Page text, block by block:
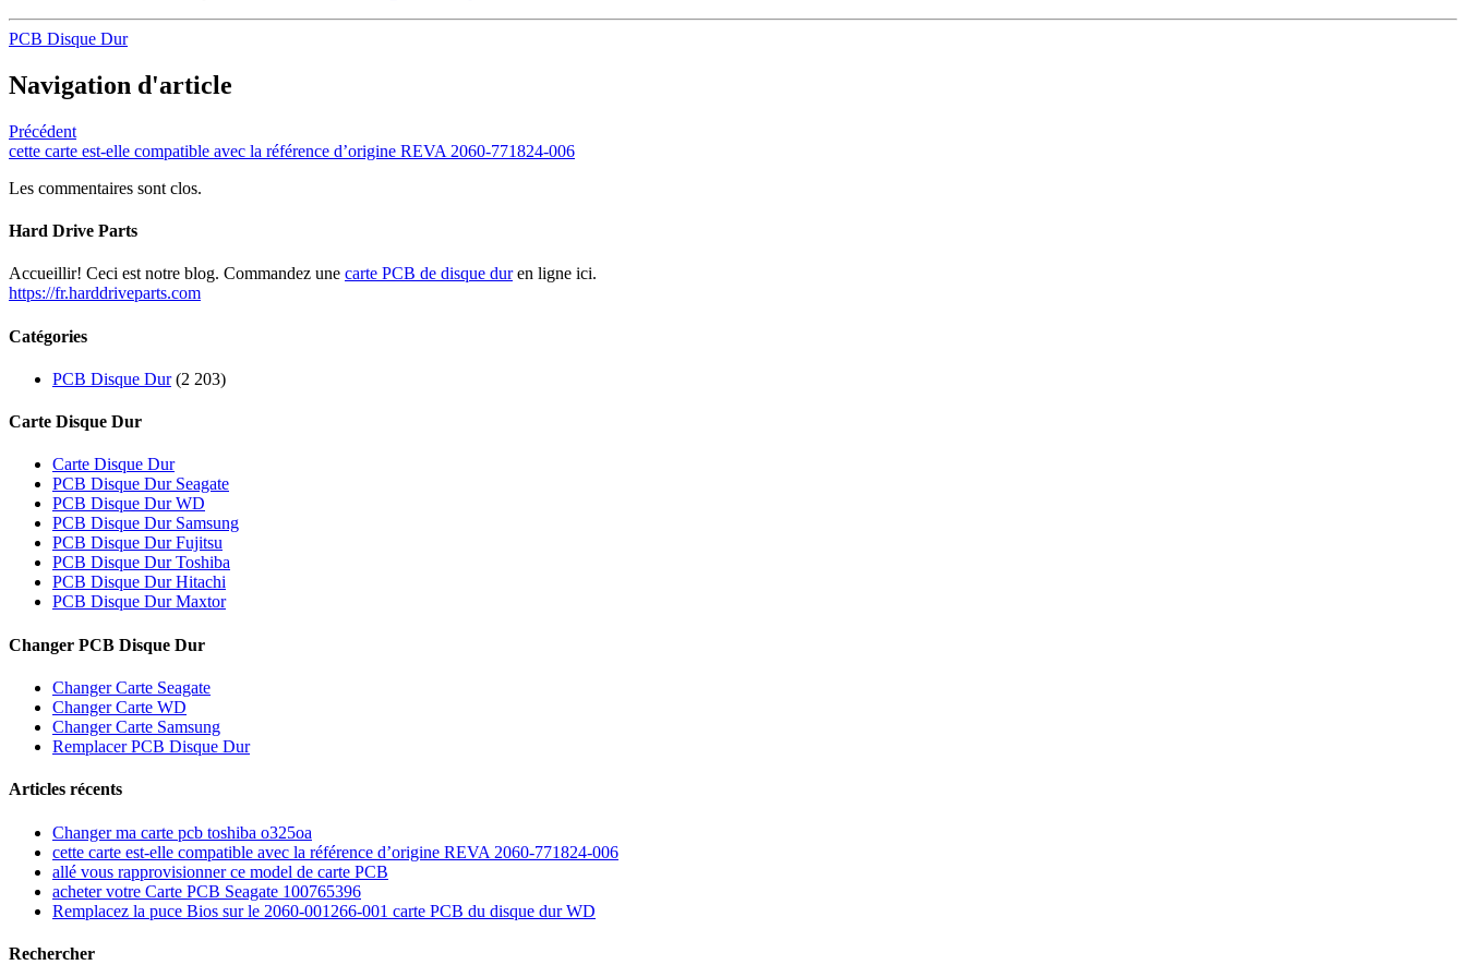
PCB Disque Dur
Navigation d'article
Précédent
cette carte est-elle compatible avec la référence d’origine REVA 2060-771824-006
Les commentaires sont clos.
Hard Drive Parts
Accueillir! Ceci est notre blog. Commandez une carte PCB de disque duren ligne ici.
https://fr.harddriveparts.com
Catégories
PCB Disque Dur(2 203)
Carte Disque Dur
Carte Disque Dur
PCB Disque Dur Seagate
PCB Disque Dur WD
PCB Disque Dur Samsung
PCB Disque Dur Fujitsu
PCB Disque Dur Toshiba
PCB Disque Dur Hitachi
PCB Disque Dur Maxtor
Changer PCB Disque Dur
Changer Carte Seagate
Changer Carte WD
Changer Carte Samsung
Remplacer PCB Disque Dur
Articles récents
Changer ma carte pcb toshiba o325oa
cette carte est-elle compatible avec la référence d’origine REVA 2060-771824-006
allé vous rapprovisionner ce model de carte PCB
acheter votre Carte PCB Seagate 100765396
Remplacez la puce Bios sur le 2060-001266-001 carte PCB du disque dur WD
Rechercher